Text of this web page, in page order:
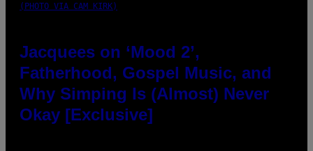
(PHOTO VIA CAM KIRK)
Jacquees on ‘Mood 2’,
Fatherhood, Gospel Music, and
Why Simping Is (Almost) Never
Okay [Exclusive]